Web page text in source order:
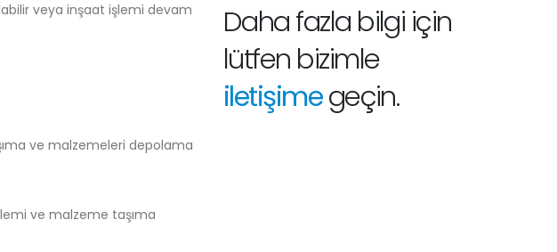
veya inşaat işlemi devam
ve malzemeleri depolama
ve malzeme taşıma
Daha fazla bilgi için
lütfen bizimle
iletişimegeçin.